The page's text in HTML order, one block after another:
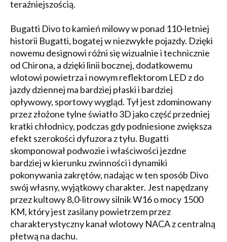
teraźniejszością.
Bugatti Divo to kamień milowy w ponad 110-letniej
historii Bugatti, bogatej w niezwykłe pojazdy. Dzięki
nowemu designowi różni się wizualnie i technicznie
od Chirona, a dzięki linii bocznej, dodatkowemu
wlotowi powietrza i nowym reflektorom LED z do
jazdy dziennej ma bardziej płaski i bardziej
opływowy, sportowy wygląd. Tył jest zdominowany
przez złożone tylne światło 3D jako część przedniej
kratki chłodnicy, podczas gdy podniesione zwiększa
efekt szerokości dyfuzora z tyłu. Bugatti
skomponował podwozie i właściwości jezdne
bardziej w kierunku zwinności i dynamiki
pokonywania zakrętów, nadając w ten sposób Divo
swój własny, wyjątkowy charakter. Jest napędzany
przez kultowy 8,0-litrowy silnik W16 o mocy 1500
KM, który jest zasilany powietrzem przez
charakterystyczny kanał wlotowy NACA z centralną
płetwą na dachu.